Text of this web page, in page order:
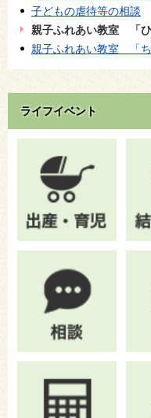
子どもの虐待等の相談
親子ふれあい教室 「
親子ふれあい教室 「
ライフイベント